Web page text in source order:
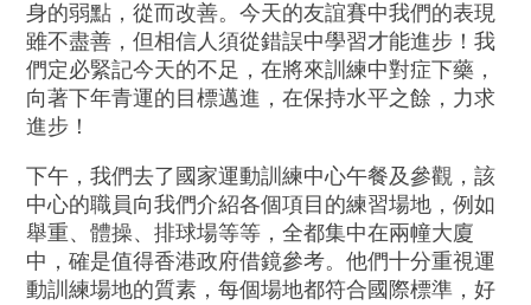
身的弱點，從而改善。今天的友誼賽中我們的表現
雖不盡善，但相信人須從錯誤中學習才能進步！我
們定必緊記今天的不足，在將來訓練中對症下藥，
向著下年青運的目標邁進，在保持水平之餘，力求
進步！
下午，我們去了國家運動訓練中心午餐及參觀，該
中心的職員向我們介紹各個項目的練習場地，例如
舉重、體操、排球場等等，全都集中在兩幢大廈
中，確是值得香港政府借鏡參考。他們十分重視運
動訓練場地的質素，每個場地都符合國際標準，好